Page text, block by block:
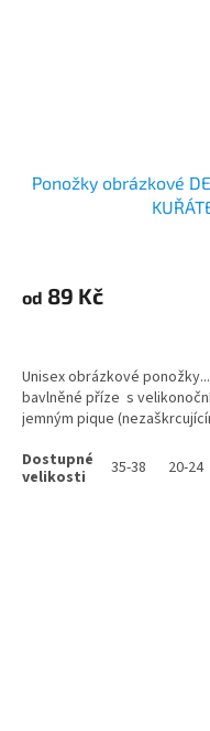
Ponožky obrázkové
od 89 Kč
Unisex obrázkové
bavlněné příze s
jemným pique
35-38 20-24